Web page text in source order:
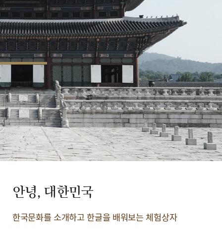
안녕, 대한민국
한국문화를 소개하고 한글을 배워보는 체험상자